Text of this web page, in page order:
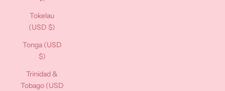
Tokelau
(USD $)
Tonga (USD
$)
Trinidad &
Tobago (USD